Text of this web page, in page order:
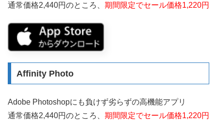
通常価格2,440円のところ、 期間限定でセール価格1,220円
Affinity Photo
Adobe Photoshopにも負けず劣らずの高機能アプリ
通常価格2,440円のところ、 期間限定でセール価格1,220円